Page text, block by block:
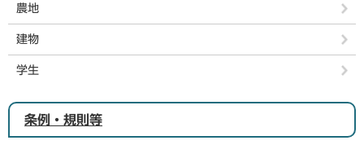
農地
建物
学生
条例・規則等